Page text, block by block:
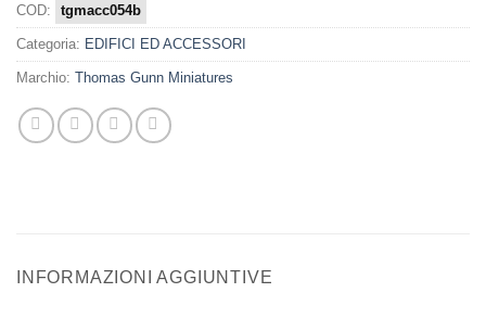
COD: tgmacc054b
Categoria: EDIFICI ED ACCESSORI
Marchio: Thomas Gunn Miniatures
INFORMAZIONI AGGIUNTIVE